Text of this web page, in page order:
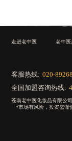
走进老中医 老中医
客服热线: 020-
全国加盟咨询热线:
苍南老中医化妆品有限
*市场有风险，投资需谨